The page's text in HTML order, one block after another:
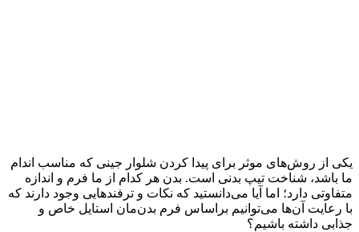
یکی از روش‌های موثر برای پیدا کردن شلوار جینی که مناسب اندام
ما باشد، شناخت تیپ بدنی است. بدن هر کدام از ما فرم و اندازه‌
متفاوتی دارد؛ اما آیا می‌دانستید که نکات و ترفندهایی وجود دارند که
با رعایت آن‌ها می‌توانیم براساس فرم بدن‌مان استایل خاص و
جذابی داشته باشیم؟